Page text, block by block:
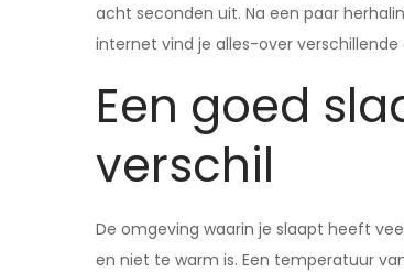
acht seconden uit. Na een paar
internet vind je alles-over
Een goed
verschil
De omgeving waarin je slaapt heeft
en niet te warm is. Een temperatuur